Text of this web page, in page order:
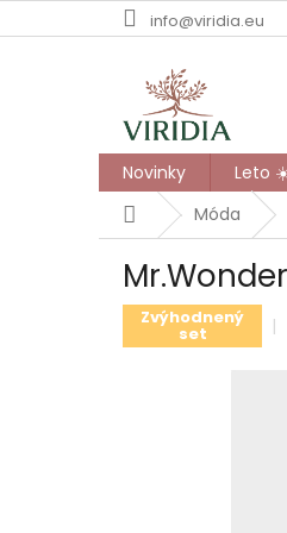
na
info@viridia.eu
Novinky Leto
DomovMóda
Zvýhodnený
set